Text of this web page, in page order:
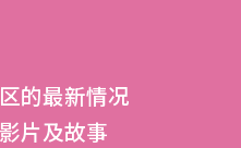
的最新情况
片及故事